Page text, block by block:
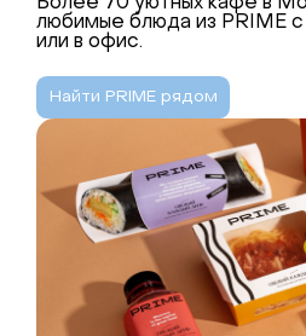
любимые блюда из PRIME
или в офис.
Найти PRIME рядом